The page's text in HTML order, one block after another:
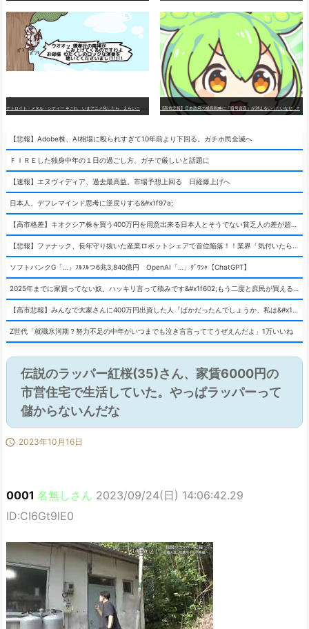
【高市悲報】日本政府の成長戦略に「暗号資産」が消えるいったいなぜ…？
【悲報】Adobe株、AI相場に殴られすぎて10年前より下回る。ガチホ民全滅へ
ＦＩＲＥした独身中年の１日の過ごし方、ガチで厳しいと話題に
【速報】エヌヴィディア、過去最高益。市場予想上回る 日経爆上げへ
日本人、デフレマインド思考に逆戻りする&#x1f97a;
ソフトバンクG「…」ﾌﾙﾌﾙつ6兆3,840億円 OpenAI「…」ｸﾞﾜｼｬ【ChatGPT】
Z世代「就職氷河期？努力不足の中年がいつまでも泣き言言っててうぜえんだよ」1万いいね
伝説のラッパー紅桜(35)さん、家賃6000円の
市営住宅で生活していた。やっぱラッパーって
儲からないんだな
 2023年10月16日
0001 名無しさん 2023/09/24(日) 14:06:42.29
ID:CI6Gt9lE0